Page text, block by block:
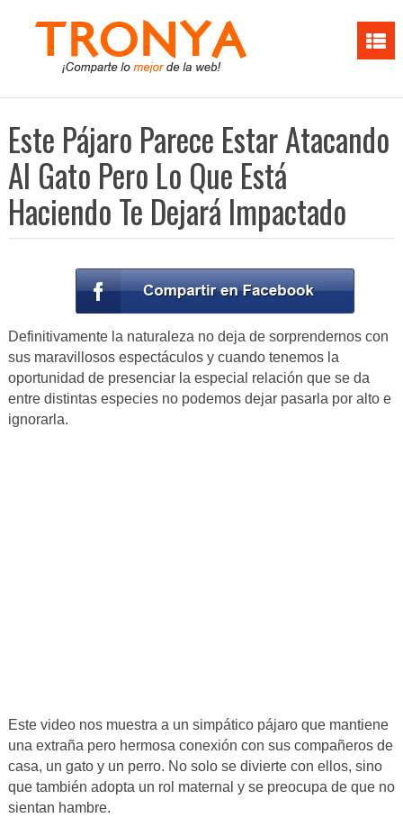
Este Pájaro Parece Estar Atacando
Al Gato Pero Lo Que Está
Haciendo Te Dejará Impactado
Definitivamente la naturaleza no deja de sorprendernos con
sus maravillosos espectáculos y cuando tenemos la
oportunidad de presenciar la especial relación que se da
entre distintas especies no podemos dejar pasarla por alto e
ignorarla.
Este video nos muestra a un simpático pájaro que mantiene
una extraña pero hermosa conexión con sus compañeros de
casa, un gato y un perro. No solo se divierte con ellos, sino
que también adopta un rol maternal y se preocupa de que no
sientan hambre.